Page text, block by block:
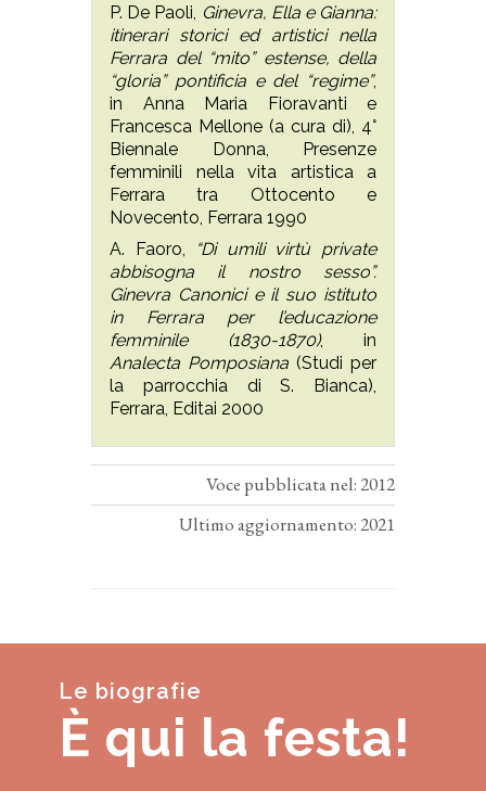
P. De Paoli, Ginevra, Ella e Gianna:
itinerari storici ed artistici nella
Ferrara del “mito” estense, della
“gloria” pontificia e del “regime”,
in Anna Maria Fioravanti e
Francesca Mellone (a cura di), 4°
Biennale Donna, Presenze
femminili nella vita artistica a
Ferrara tra Ottocento e
Novecento, Ferrara 1990
A. Faoro,
“Di umili virtù private
abbisogna il nostro sesso”.
Ginevra Canonici e il suo istituto
in Ferrara per l’educazione
femminile (1830-1870), in
Analecta Pomposiana (Studi per
la parrocchia di S. Bianca),
Ferrara, Editai 2000
Voce pubblicata nel: 2012
Ultimo aggiornamento: 2021
Le biografie
È qui la festa!